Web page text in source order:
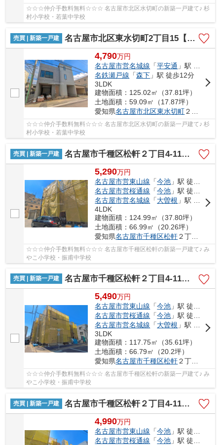
☆☆☆仲介手数料無料☆☆☆ 名古屋市北区水切町の新築一戸建て♪ 杉
村小学校・若葉中学校
売買 | 新築一戸建 名古屋市北区東水切町2丁目15【仲介手数料無料】新築一戸建て 2号棟
4,790万円
名古屋市営名城線 「平安通 」駅 徒歩10分
名鉄瀬戸線 「森下 」駅 徒歩12分
3LDK
建物面積：125.02㎡（37.81坪）
土地面積：59.09㎡（17.87坪）
愛知県名古屋市北区東水切町２丁目15
☆☆☆仲介手数料無料☆☆☆ 名古屋市北区水切町の新築一戸建て♪ 杉
村小学校・若葉中学校
売買 | 新築一戸建 名古屋市千種区松軒２丁目4-11【仲介手数料無料】新築一戸建て 1号棟
5,290万円
名古屋市営東山線 「今池 」駅 徒歩17分
名古屋市営桜通線 「今池 」駅 徒歩17分
名古屋市営名城線 「大曽根 」駅 徒歩20分
4LDK
建物面積：124.99㎡（37.80坪）
土地面積：66.99㎡（20.26坪）
愛知県名古屋市千種区松軒２丁目4-11
☆☆☆仲介手数料無料☆☆☆ 名古屋市千種区松軒の新築一戸建て♪ み
やこ小学校・振甫中学校
売買 | 新築一戸建 名古屋市千種区松軒２丁目4-11【仲介手数料無料】新築一戸建て 2号棟
5,490万円
名古屋市営東山線 「今池 」駅 徒歩17分
名古屋市営桜通線 「今池 」駅 徒歩17分
名古屋市営名城線 「大曽根 」駅 徒歩20分
3LDK
建物面積：117.75㎡（35.61坪）
土地面積：66.79㎡（20.2坪）
愛知県名古屋市千種区松軒２丁目4-11
☆☆☆仲介手数料無料☆☆☆ 名古屋市千種区松軒の新築一戸建て♪ み
やこ小学校・振甫中学校
売買 | 新築一戸建 名古屋市千種区松軒２丁目4-11【仲介手数料無料】新築一戸建て 3号棟
4,990万円
名古屋市営東山線 「今池 」駅 徒歩17分
名古屋市営桜通線 「今池 」駅 徒歩17分